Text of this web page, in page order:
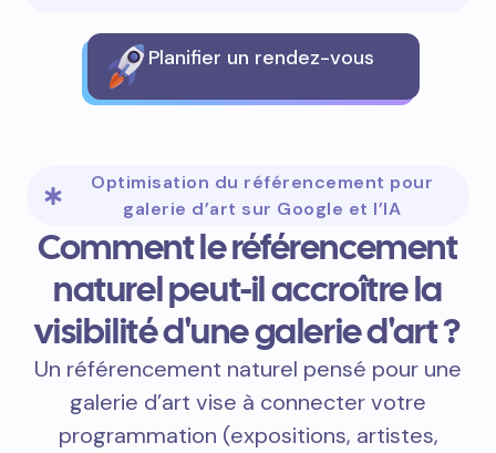
Planifier un rendez-vous
Optimisation du référencement pour
galerie d’art sur Google et l’IA
Comment le référencement
naturel peut-il accroître la
visibilité d'une galerie d'art ?
Un référencement naturel pensé pour une
galerie d’art vise à connecter votre
programmation (expositions, artistes,